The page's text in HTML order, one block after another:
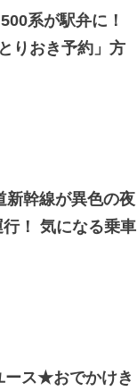
系が駅弁に！
りおき予約」方
新幹線が異色の夜
！ 気になる乗車